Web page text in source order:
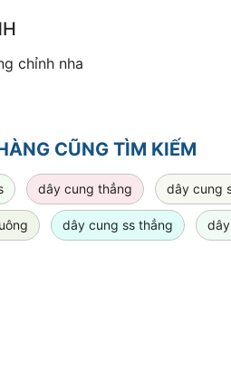
chỉnh nha
CŨNG TÌM KIẾM
dây cung thẳng dây cung
dây cung ss thẳng